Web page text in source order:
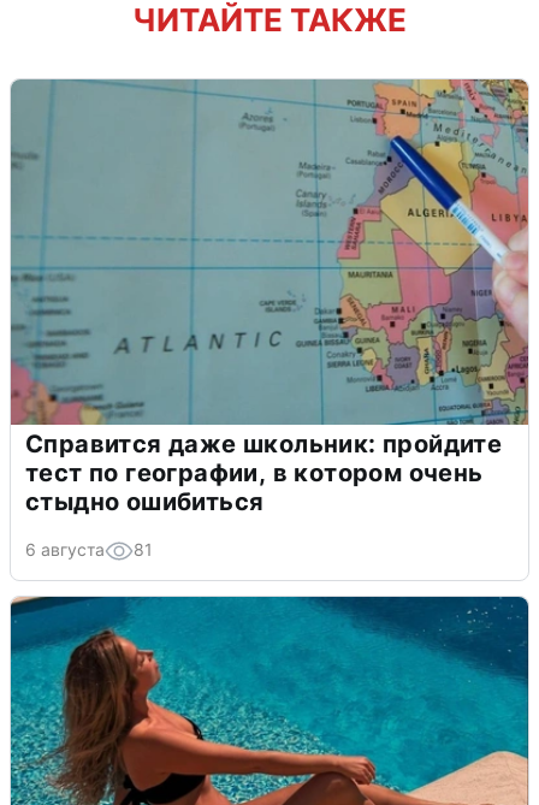
ЧИТАЙТЕ ТАКЖЕ
Справится даже школьник: пройдите
тест по географии, в котором очень
стыдно ошибиться
6 августа 81